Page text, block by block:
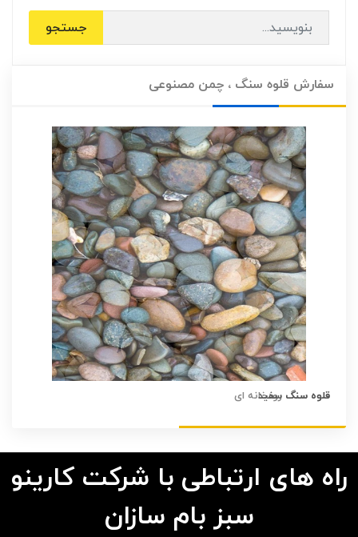
جستجو
سفارش قلوه سنگ ، چمن مصنوعی
قلوه سنگ سفید
راه های ارتباطی با شرکت کارینو
سبز بام سازان